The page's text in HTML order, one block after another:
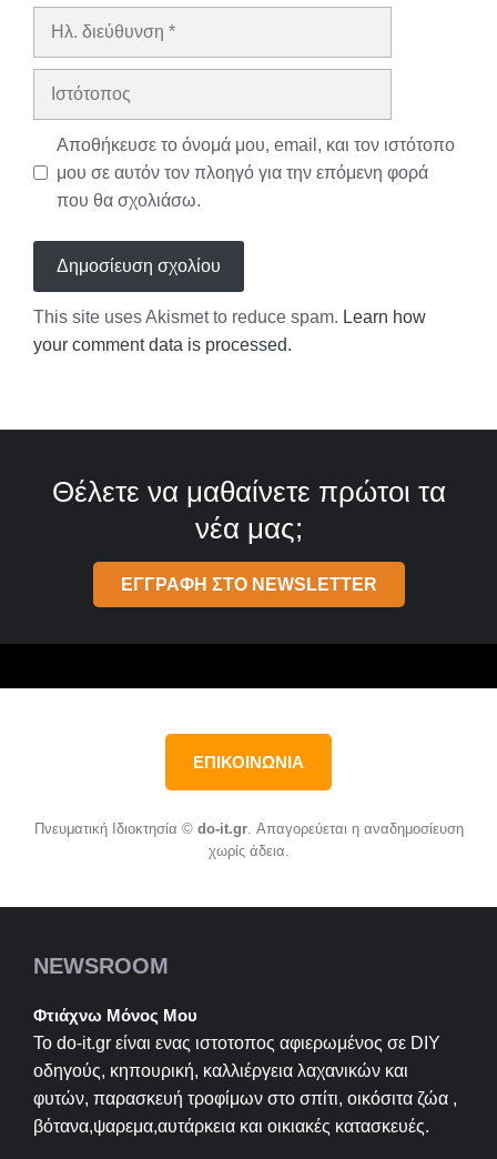
Ηλ.
Ιστότοπος
Αποθήκευσε το όνομά μου, email, και τον ιστότοπο
μου σε αυτόν τον πλοηγό για την επόμενη φορά
που θα σχολιάσω.
This site uses Akismet to reduce spam. Learn how
your comment data is processed.
Θέλετε να μαθαίνετε πρώτοι τα
νέα μας;
ΕΓΓΡΑΦΗ ΣΤΟ NEWSLETTER
ΕΠΙΚΟΙΝΩΝΙΑ
Πνευματική Ιδιοκτησία © do-it.gr. Απαγορεύεται η αναδημοσίευση
χωρίς άδεια.
NEWSROOM
Φτιάχνω Μόνος Μου
Το do-it.gr είναι ενας ιστοτοπος αφιερωμένος σε DIY
οδηγούς, κηπουρική, καλλιέργεια λαχανικών και
φυτών, παρασκευή τροφίμων στο σπίτι, οικόσιτα ζώα ,
βότανα,ψαρεμα,αυτάρκεια και οικιακές κατασκευές.